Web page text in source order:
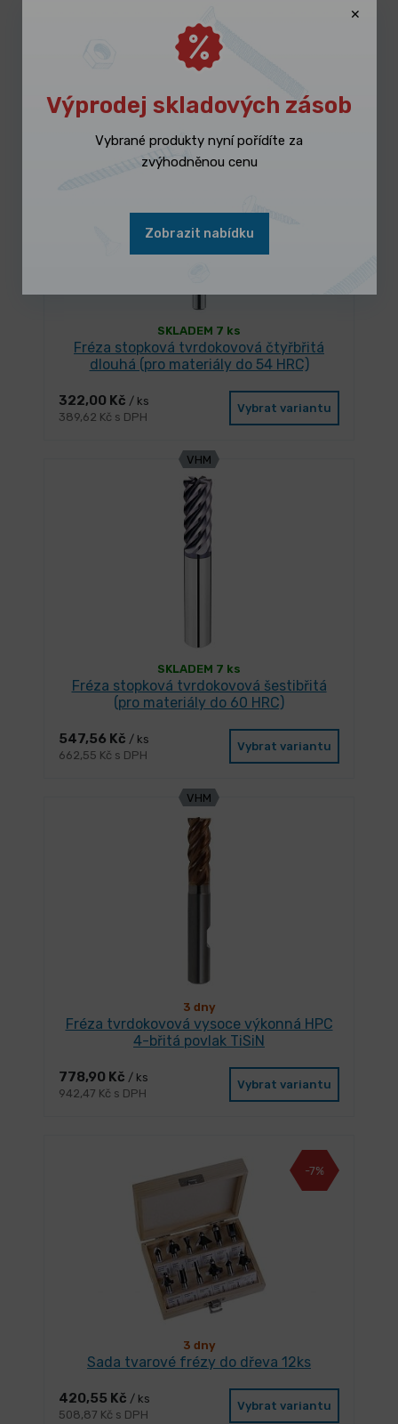
materiály do 55 HRC)
SKLADEM 7 ks
Fréza stopková tvrdokovová čtyřbřitá
dlouhá (pro materiály do 54 HRC)
322,00 Kč / ks
389,62 Kč s DPH
Vybrat variantu
VHM
SKLADEM 7 ks
Fréza stopková tvrdokovová šestibřitá
(pro materiály do 60 HRC)
547,56 Kč / ks
662,55 Kč s DPH
Vybrat variantu
VHM
3 dny
Fréza tvrdokovová vysoce výkonná HPC
4-břitá povlak TiSiN
778,90 Kč / ks
942,47 Kč s DPH
Vybrat variantu
-7%
3 dny
Sada tvarové frézy do dřeva 12ks
420,55 Kč / ks
508,87 Kč s DPH
Vybrat variantu
Výprodej skladových zásob
Vybrané produkty nyní pořídíte za
zvýhodněnou cenu
Zobrazit nabídku